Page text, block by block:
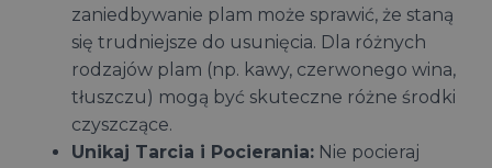
zaniedbywanie plam może sprawić, że staną
się trudniejsze do usunięcia. Dla różnych
rodzajów plam (np. kawy, czerwonego wina,
tłuszczu) mogą być skuteczne różne środki
czyszczące.
Unikaj Tarcia i Pocierania: Nie pocieraj